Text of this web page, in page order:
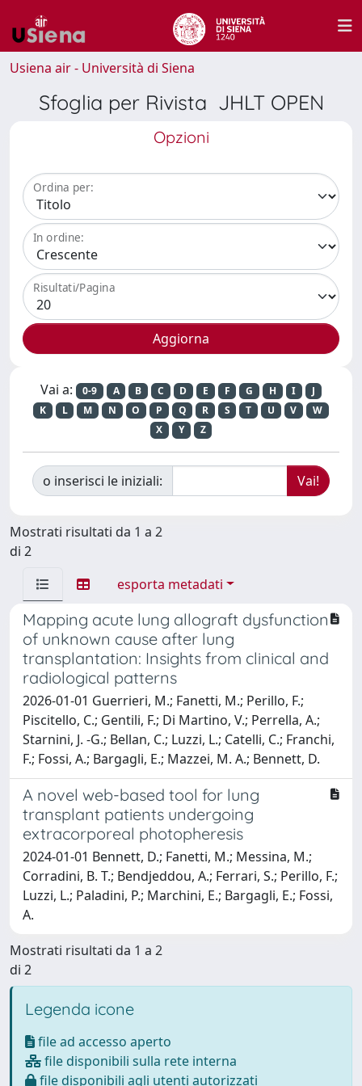
Usiena air - Università di Siena
Sfoglia per Rivista JHLT OPEN
Opzioni
Ordina per:
In ordine:
Risultati/Pagina
Vai a: 0-9 A B C D E F G H I
J
K
L M N O P Q R S T U V
W
X
Y Z
o inserisci le iniziali:
Mostrati risultati da 1 a 2
di 2
esporta metadati
Mapping acute lung allograft dysfunction
of unknown cause after lung
transplantation: Insights from clinical and
radiological patterns
2026-01-01 Guerrieri, M.; Fanetti, M.; Perillo, F.;
Piscitello, C.; Gentili, F.; Di Martino, V.; Perrella, A.;
Starnini, J. -G.; Bellan, C.; Luzzi, L.; Catelli, C.; Franchi,
F.; Fossi, A.; Bargagli, E.; Mazzei, M. A.; Bennett, D.
A novel web-based tool for lung
transplant patients undergoing
extracorporeal photopheresis
2024-01-01 Bennett, D.; Fanetti, M.; Messina, M.;
Corradini, B. T.; Bendjeddou, A.; Ferrari, S.; Perillo, F.;
Luzzi, L.; Paladini, P.; Marchini, E.; Bargagli, E.; Fossi,
A.
Mostrati risultati da 1 a 2
di 2
Legenda icone
file ad accesso aperto
file disponibili sulla rete interna
file disponibili agli utenti autorizzati